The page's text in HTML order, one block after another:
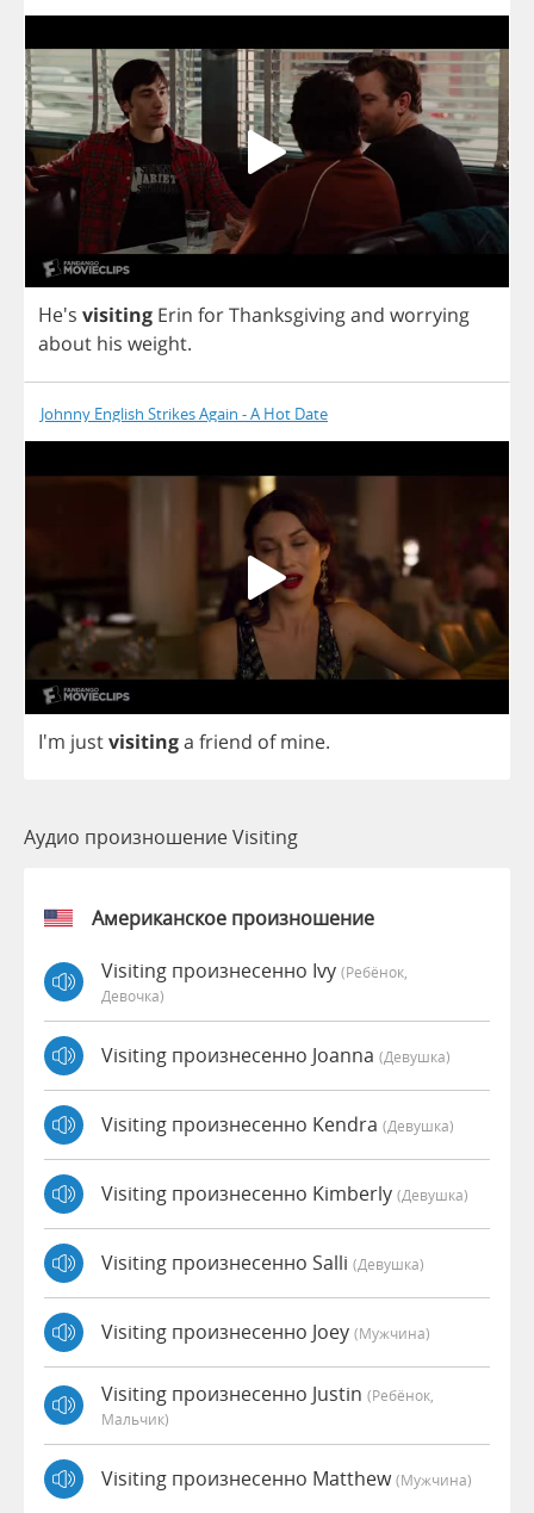
He's visiting Erin forThanksgivingand worrying
about his weight.
Johnny English Strikes Again - A Hot Date
I'm justvisitinga friend of mine.
Аудио произношение Visiting
Американское произношение
Visiting произнесенно Ivy (Ребёнок,
Девочка)
Visiting произнесенно Joanna (девушка)
Visiting произнесенно Kendra (девушка)
Visiting произнесенно Kimberly (девушка)
Visiting произнесенно Salli (девушка)
Visiting произнесенно Joey (мужчина)
Visiting произнесенно Justin (Ребёнок,
Мальчик)
Visiting произнесенно Matthew(мужчина)